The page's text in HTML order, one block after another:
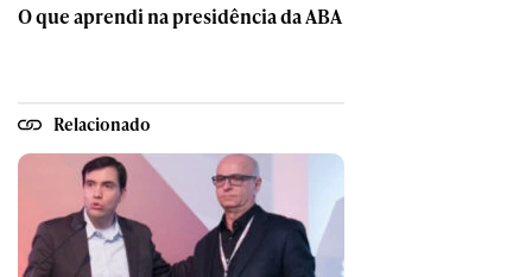
O que aprendi na presidência da ABA
Relacionado